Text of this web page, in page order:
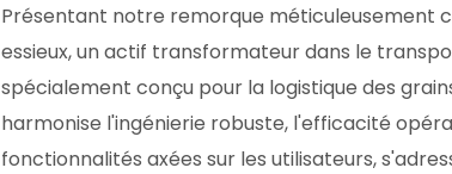
Présentant notre remorque méticuleusement
essieux, un actif transformateur dans le
spécialement conçu pour la logistique des
harmonise l'ingénierie robuste, l'efficacité
fonctionnalités axées sur les utilisateurs,